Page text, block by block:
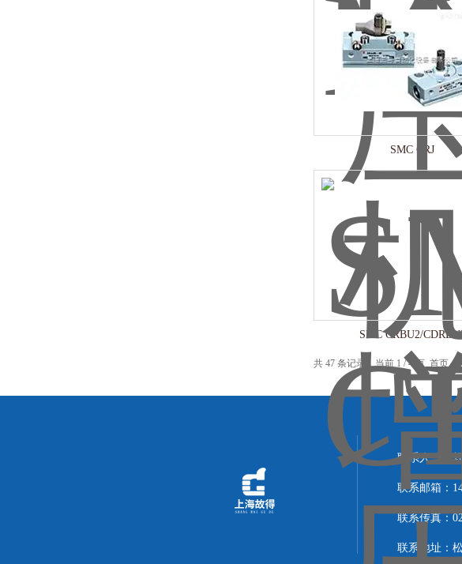
SMC CRJ
SMC CRBU2/
共 47 条记录，当前 1 / 4 页 首页
联系人：刘轩
联系邮箱：
联系传真：
联系地址：